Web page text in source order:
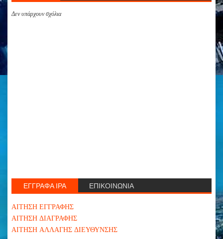
Δεν υπάρχουν σχόλια
ΕΓΓΡΑΦΑ ΙΡΑ ΕΠΙΚΟΙΝΩΝΙΑ
ΑΙΤΗΣΗ ΕΓΓΡΑΦΗΣ
ΑΙΤΗΣΗ ΔΙΑΓΡΑΦΗΣ
ΑΙΤΗΣΗ ΑΛΛΑΓΗΣ ΔΙΕΥΘΥΝΣΗΣ